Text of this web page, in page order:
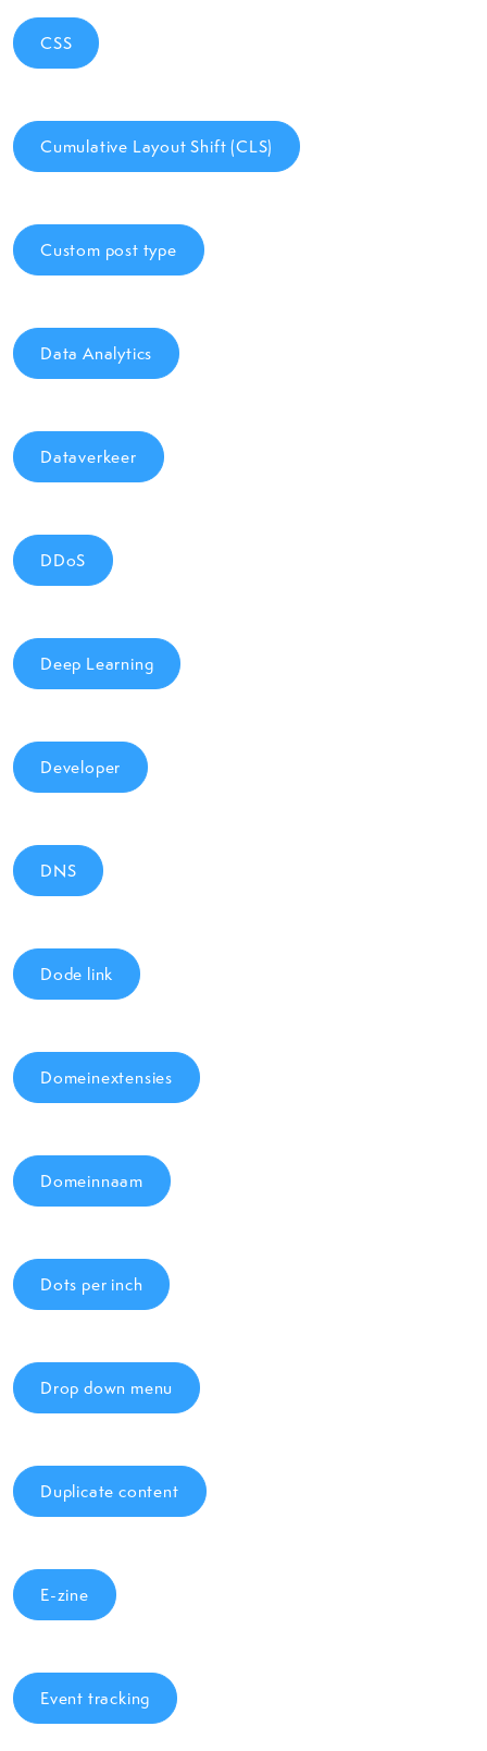
CSS
Cumulative Layout Shift (CLS)
Custom post type
Data Analytics
Dataverkeer
DDoS
Deep Learning
Developer
DNS
Dode link
Domeinextensies
Domeinnaam
Dots per inch
Drop down menu
Duplicate content
E-zine
Event tracking